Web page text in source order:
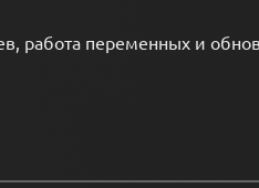
работа переменных и